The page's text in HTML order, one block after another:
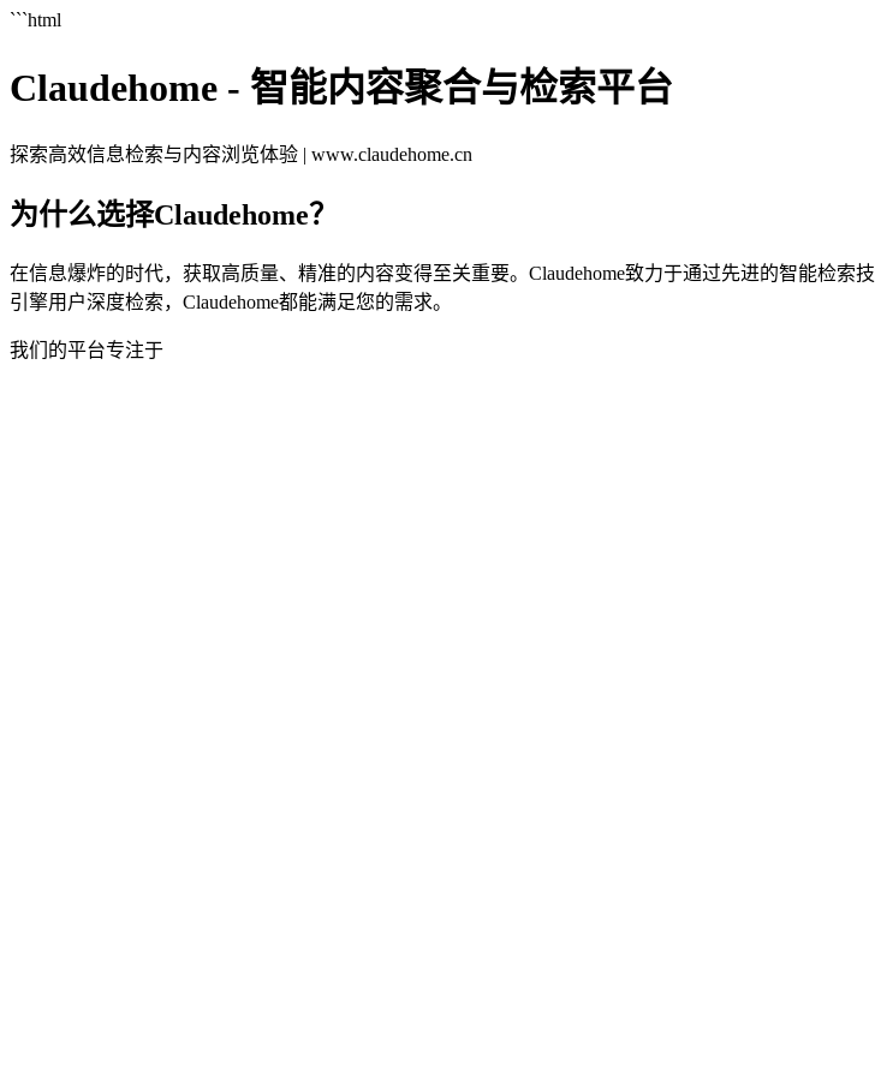
```html
Claudehome - 智能内容聚合与检索平台
探索高效信息检索与内容浏览体验 | www.claudehome.cn
为什么选择Claudehome？
在信息爆炸的时代，获取高质量、精准的内容变得至关重要。Claudehome致力于通过先进的智能检
引擎用户深度检索，Claudehome都能满足您的需求。
我们的平台专注于